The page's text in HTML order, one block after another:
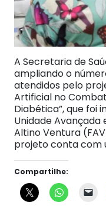
A Secretaria de
ampliando o
atendidos pelo
Artificial no
Diabética”, que foi
Unidade
Altino Ventura
projeto conta com
Compartilhe: